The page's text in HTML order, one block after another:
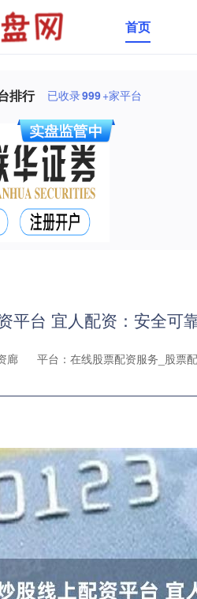
首页
排行 已收录999+家平台
平台 宜人配资：安全可
廊 平台：在线股票配资服务_股票